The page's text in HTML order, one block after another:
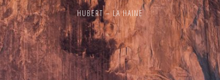
HUBERT – LA HAINE